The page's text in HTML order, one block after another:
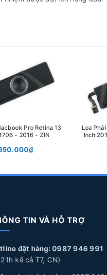
Pro Retina 13
- 2016 - ZIN
Loa
Inch
TIN VÀ HỖ TRỢ
đặt hàng: 0987 946 991
kể cả T7, CN)